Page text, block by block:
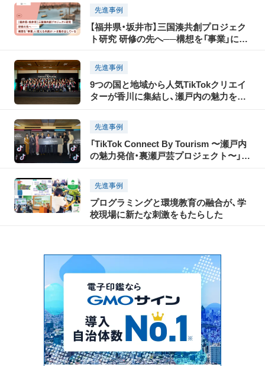
先進事例
【福井県・坂井市】三国湊共創プロジェク
ト研究 研修の先へ──構想を「事業」に変
先進事例
9つの国と地域から人気TikTokクリエイ
ターが香川に集結し、瀬戸内の魅力を
Connect By Tourism 〜瀬戸内の魅力発
信・裏瀬戸芸プロジェクト〜」開催レポー
ト（前編）
先進事例
「TikTok Connect By Tourism 〜瀬戸内
の魅力発信・裏瀬戸芸プロジェクト〜」開
先進事例
プログラミングと環境教育の融合が、学
校現場に新たな刺激をもたらした